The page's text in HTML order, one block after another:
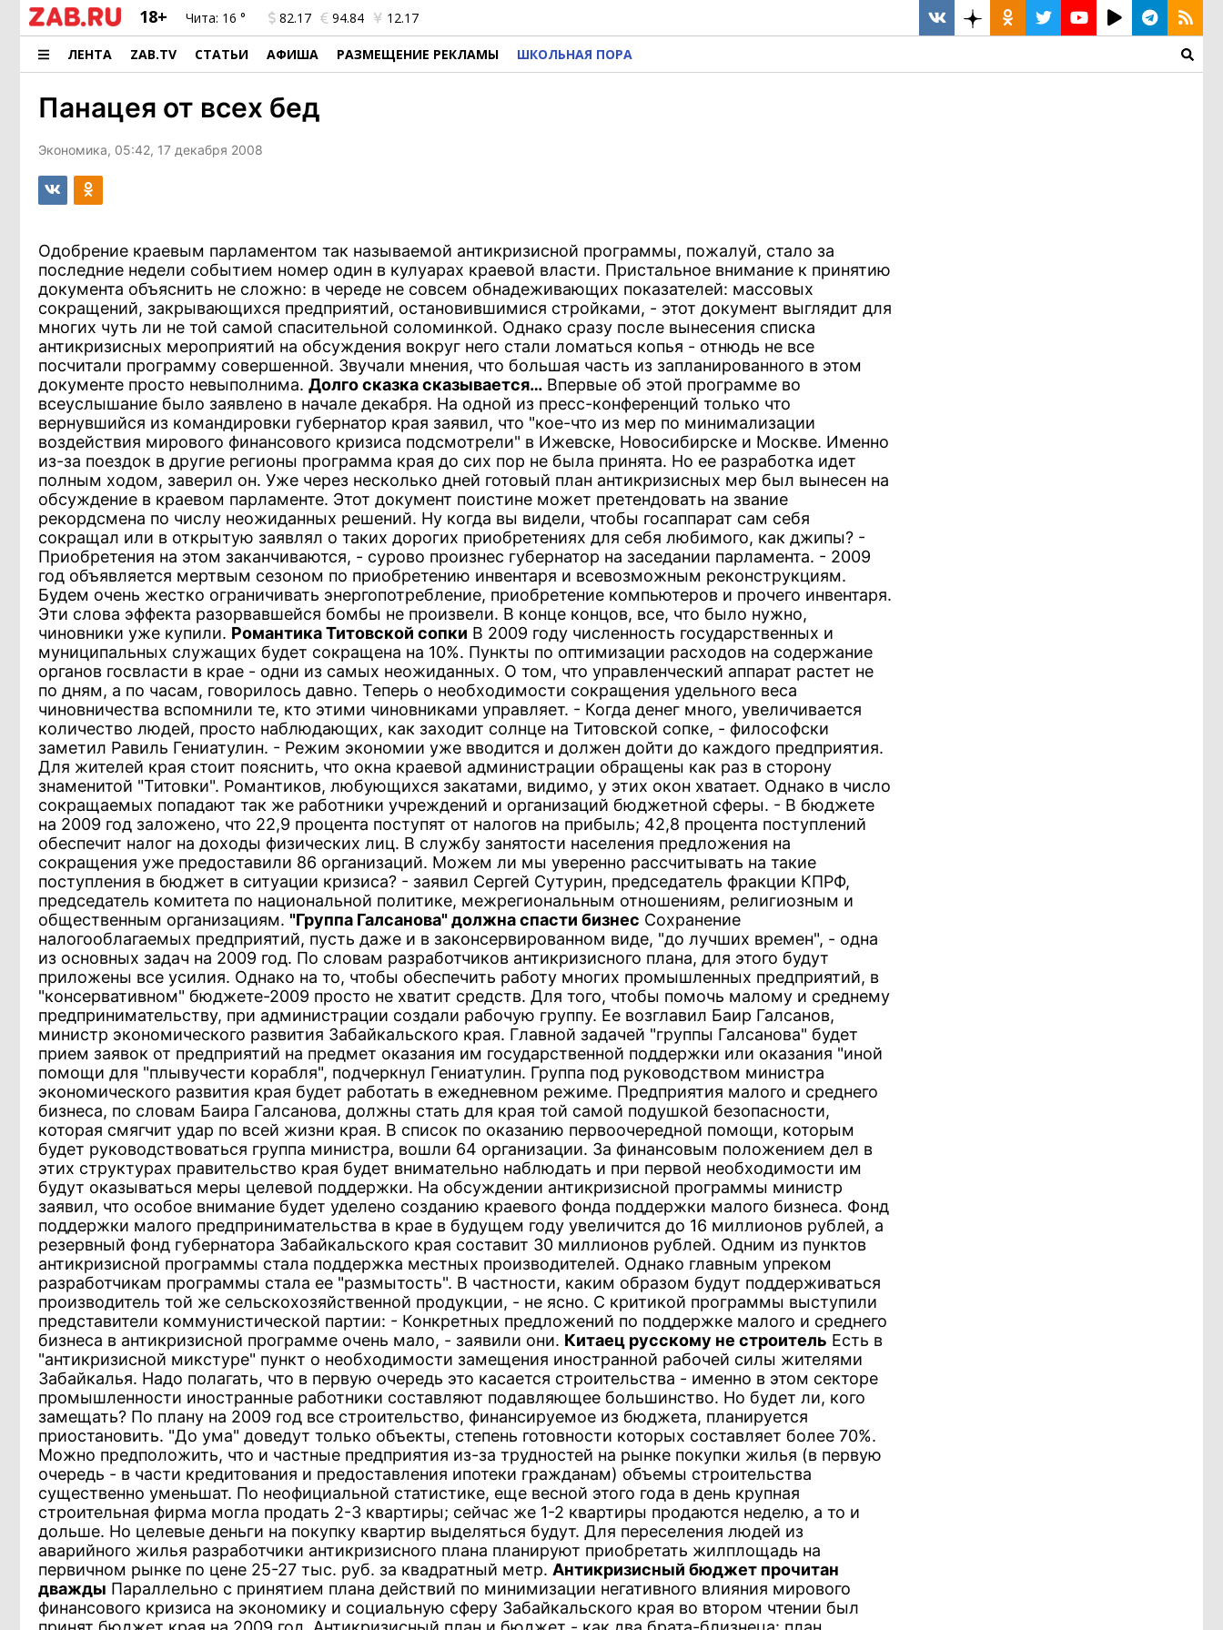
18+ Чита: 16 ° 82.17 94.84 12.17
ЛЕНТА ZAB.TV СТАТЬИ АФИША РАЗМЕЩЕНИЕ РЕКЛАМЫ ШКОЛЬНАЯ ПОРА
Панацея от всех бед
Экономика, 05:42, 17 декабря 2008
Одобрение краевым парламентом так называемой антикризисной программы, пожалуй, стало за
последние недели событием номер один в кулуарах краевой власти. Пристальное внимание к принятию
документа объяснить не сложно: в череде не совсем обнадеживающих показателей: массовых
сокращений, закрывающихся предприятий, остановившимися стройками, - этот документ выглядит для
многих чуть ли не той самой спасительной соломинкой. Однако сразу после вынесения списка
антикризисных мероприятий на обсуждения вокруг него стали ломаться копья - отнюдь не все
посчитали программу совершенной. Звучали мнения, что большая часть из запланированного в этом
документе просто невыполнима. Долго сказка сказывается… Впервые об этой программе во
всеуслышание было заявлено в начале декабря. На одной из пресс-конференций только что
вернувшийся из командировки губернатор края заявил, что "кое-что из мер по минимализации
воздействия мирового финансового кризиса подсмотрели" в Ижевске, Новосибирске и Москве. Именно
из-за поездок в другие регионы программа края до сих пор не была принята. Но ее разработка идет
полным ходом, заверил он. Уже через несколько дней готовый план антикризисных мер был вынесен на
обсуждение в краевом парламенте. Этот документ поистине может претендовать на звание
рекордсмена по числу неожиданных решений. Ну когда вы видели, чтобы госаппарат сам себя
сокращал или в открытую заявлял о таких дорогих приобретениях для себя любимого, как джипы? -
Приобретения на этом заканчиваются, - сурово произнес губернатор на заседании парламента. - 2009
год объявляется мертвым сезоном по приобретению инвентаря и всевозможным реконструкциям.
Будем очень жестко ограничивать энергопотребление, приобретение компьютеров и прочего инвентаря.
Эти слова эффекта разорвавшейся бомбы не произвели. В конце концов, все, что было нужно,
чиновники уже купили. Романтика Титовской сопки В 2009 году численность государственных и
муниципальных служащих будет сокращена на 10%. Пункты по оптимизации расходов на содержание
органов госвласти в крае - одни из самых неожиданных. О том, что управленческий аппарат растет не
по дням, а по часам, говорилось давно. Теперь о необходимости сокращения удельного веса
чиновничества вспомнили те, кто этими чиновниками управляет. - Когда денег много, увеличивается
количество людей, просто наблюдающих, как заходит солнце на Титовской сопке, - философски
заметил Равиль Гениатулин. - Режим экономии уже вводится и должен дойти до каждого предприятия.
Для жителей края стоит пояснить, что окна краевой администрации обращены как раз в сторону
знаменитой "Титовки". Романтиков, любующихся закатами, видимо, у этих окон хватает. Однако в число
сокращаемых попадают так же работники учреждений и организаций бюджетной сферы. - В бюджете
на 2009 год заложено, что 22,9 процента поступят от налогов на прибыль; 42,8 процента поступлений
обеспечит налог на доходы физических лиц. В службу занятости населения предложения на
сокращения уже предоставили 86 организаций. Можем ли мы уверенно рассчитывать на такие
поступления в бюджет в ситуации кризиса? - заявил Сергей Сутурин, председатель фракции КПРФ,
председатель комитета по национальной политике, межрегиональным отношениям, религиозным и
общественным организациям. "Группа Галсанова" должна спасти бизнес Сохранение
налогооблагаемых предприятий, пусть даже и в законсервированном виде, "до лучших времен", - одна
из основных задач на 2009 год. По словам разработчиков антикризисного плана, для этого будут
приложены все усилия. Однако на то, чтобы обеспечить работу многих промышленных предприятий, в
"консервативном" бюджете-2009 просто не хватит средств. Для того, чтобы помочь малому и среднему
предпринимательству, при администрации создали рабочую группу. Ее возглавил Баир Галсанов,
министр экономического развития Забайкальского края. Главной задачей "группы Галсанова" будет
прием заявок от предприятий на предмет оказания им государственной поддержки или оказания "иной
помощи для "плывучести корабля", подчеркнул Гениатулин. Группа под руководством министра
экономического развития края будет работать в ежедневном режиме. Предприятия малого и среднего
бизнеса, по словам Баира Галсанова, должны стать для края той самой подушкой безопасности,
которая смягчит удар по всей жизни края. В список по оказанию первоочередной помощи, которым
будет руководствоваться группа министра, вошли 64 организации. За финансовым положением дел в
этих структурах правительство края будет внимательно наблюдать и при первой необходимости им
будут оказываться меры целевой поддержки. На обсуждении антикризисной программы министр
заявил, что особое внимание будет уделено созданию краевого фонда поддержки малого бизнеса. Фонд
поддержки малого предпринимательства в крае в будущем году увеличится до 16 миллионов рублей, а
резервный фонд губернатора Забайкальского края составит 30 миллионов рублей. Одним из пунктов
антикризисной программы стала поддержка местных производителей. Однако главным упреком
разработчикам программы стала ее "размытость". В частности, каким образом будут поддерживаться
производитель той же сельскохозяйственной продукции, - не ясно. С критикой программы выступили
представители коммунистической партии: - Конкретных предложений по поддержке малого и среднего
бизнеса в антикризисной программе очень мало, - заявили они. Китаец русскому не строитель Есть в
"антикризисной микстуре" пункт о необходимости замещения иностранной рабочей силы жителями
Забайкалья. Надо полагать, что в первую очередь это касается строительства - именно в этом секторе
промышленности иностранные работники составляют подавляющее большинство. Но будет ли, кого
замещать? По плану на 2009 год все строительство, финансируемое из бюджета, планируется
приостановить. "До ума" доведут только объекты, степень готовности которых составляет более 70%.
Можно предположить, что и частные предприятия из-за трудностей на рынке покупки жилья (в первую
очередь - в части кредитования и предоставления ипотеки гражданам) объемы строительства
существенно уменьшат. По неофициальной статистике, еще весной этого года в день крупная
строительная фирма могла продать 2-3 квартиры; сейчас же 1-2 квартиры продаются неделю, а то и
дольше. Но целевые деньги на покупку квартир выделяться будут. Для переселения людей из
аварийного жилья разработчики антикризисного плана планируют приобретать жилплощадь на
первичном рынке по цене 25-27 тыс. руб. за квадратный метр. Антикризисный бюджет прочитан
дважды Параллельно с принятием плана действий по минимизации негативного влияния мирового
финансового кризиса на экономику и социальную сферу Забайкальского края во втором чтении был